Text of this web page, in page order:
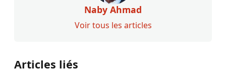
Naby Ahmad
Voir tous les articles
Articles liés